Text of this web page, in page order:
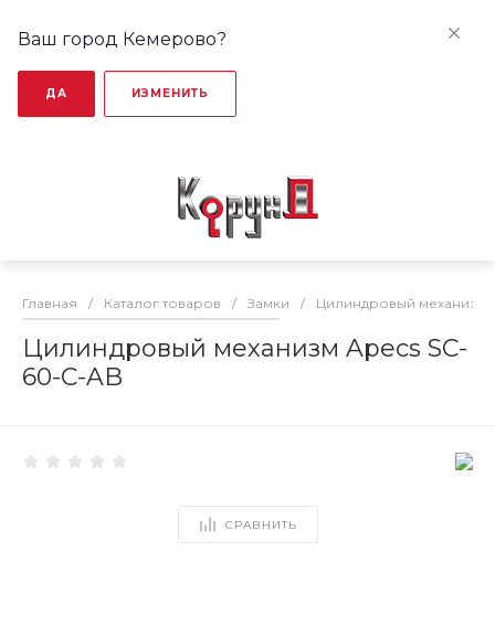
Ваш город Кемерово?
ДА ИЗМЕНИТЬ
Главная / Каталог товаров / Замки / Цилиндровый механизм
Цилиндровый механизм Apecs SC-
60-C-AB
СРАВНИТЬ